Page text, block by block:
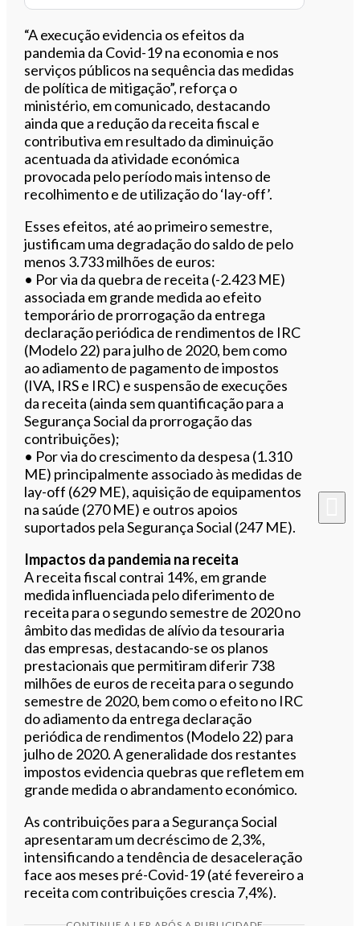
“A execução evidencia os efeitos da
pandemia da Covid-19 na economia e nos
serviços públicos na sequência das medidas
de política de mitigação”, reforça o
ministério, em comunicado, destacando
ainda que a redução da receita fiscal e
contributiva em resultado da diminuição
acentuada da atividade económica
provocada pelo período mais intenso de
recolhimento e de utilização do ‘lay-off’.
Esses efeitos, até ao primeiro semestre,
justificam uma degradação do saldo de pelo
menos 3.733 milhões de euros:
• Por via da quebra de receita (-2.423 ME)
associada em grande medida ao efeito
temporário de prorrogação da entrega
declaração periódica de rendimentos de IRC
(Modelo 22) para julho de 2020, bem como
ao adiamento de pagamento de impostos
(IVA, IRS e IRC) e suspensão de execuções
da receita (ainda sem quantificação para a
Segurança Social da prorrogação das
contribuições);
• Por via do crescimento da despesa (1.310
ME) principalmente associado às medidas de
lay-off (629 ME), aquisição de equipamentos
na saúde (270 ME) e outros apoios
suportados pela Segurança Social (247 ME).
Impactos da pandemia na receita
A receita fiscal contrai 14%, em grande
medida influenciada pelo diferimento de
receita para o segundo semestre de 2020 no
âmbito das medidas de alívio da tesouraria
das empresas, destacando-se os planos
prestacionais que permitiram diferir 738
milhões de euros de receita para o segundo
semestre de 2020, bem como o efeito no IRC
do adiamento da entrega declaração
periódica de rendimentos (Modelo 22) para
julho de 2020. A generalidade dos restantes
impostos evidencia quebras que refletem em
grande medida o abrandamento económico.
As contribuições para a Segurança Social
apresentaram um decréscimo de 2,3%,
intensificando a tendência de desaceleração
face aos meses pré-Covid-19 (até fevereiro a
receita com contribuições crescia 7,4%).